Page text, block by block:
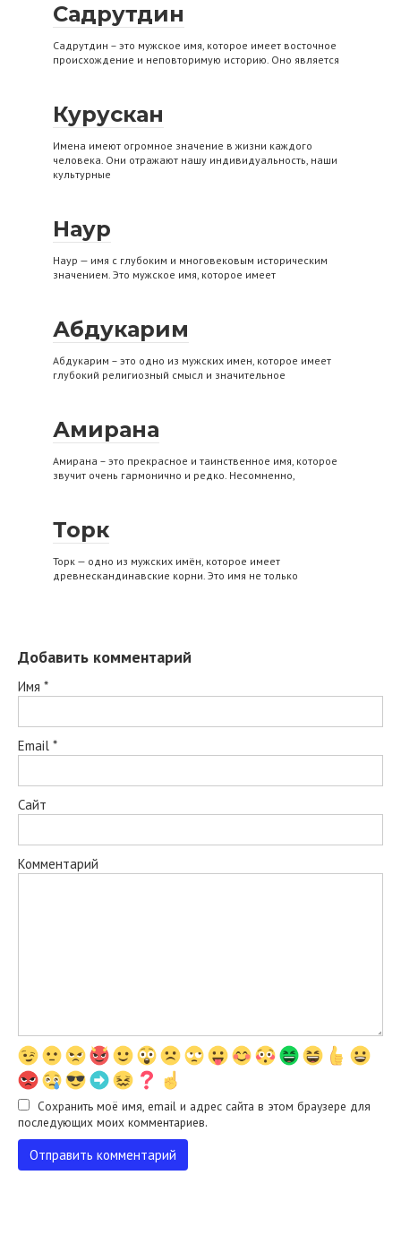
Садрутдин
Садрутдин – это мужское имя, которое имеет восточное
происхождение и неповторимую историю. Оно является
Курускан
Имена имеют огромное значение в жизни каждого
человека. Они отражают нашу индивидуальность, наши
культурные
Наур
Наур — имя с глубоким и многовековым историческим
значением. Это мужское имя, которое имеет
Абдукарим
Абдукарим – это одно из мужских имен, которое имеет
глубокий религиозный смысл и значительное
Амирана
Амирана – это прекрасное и таинственное имя, которое
звучит очень гармонично и редко. Несомненно,
Торк
Торк — одно из мужских имён, которое имеет
древнескандинавские корни. Это имя не только
Добавить комментарий
Имя *
Email *
Сайт
Комментарий
Сохранить моё имя, email и адрес сайта в этом браузере для
последующих моих комментариев.